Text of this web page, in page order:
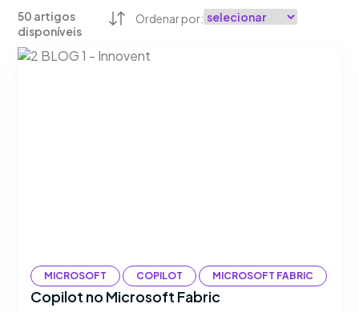
50 artigos
disponíveis
Ordenar por:
MICROSOFT COPILOT MICROSOFT FABRIC
Copilot no Microsoft Fabric